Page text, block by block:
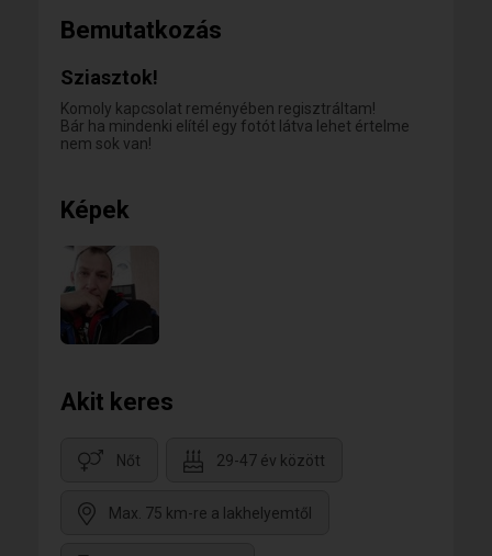
Bemutatkozás
Sziasztok!
Komoly kapcsolat reményében regisztráltam!
Bár ha mindenki elítél egy fotót látva lehet értelme
nem sok van!
Képek
Akit keres
Nőt 29-47 év között
Max. 75 km-re a lakhelyemtől